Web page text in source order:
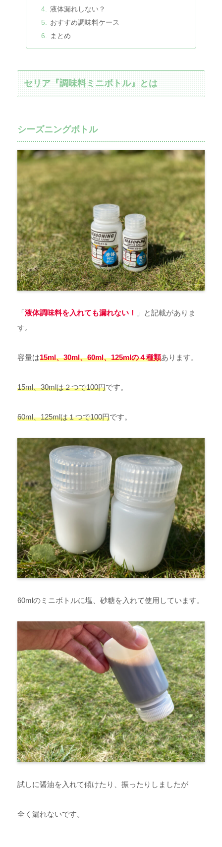
液体漏れしない？
おすすめ調味料ケース
まとめ
セリア『調味料ミニボトル』とは
シーズニングボトル
「液体調味料を入れても漏れない！
」と記載がありま
す。
容量は15ml、30ml、60ml、125mlの４種類あります。
15ml、30mlは２つで100円です。
60ml、125mlは１つで100円です。
60mlのミニボトルに塩、砂糖を入れて使用しています。
試しに醤油を入れて傾けたり、振ったりしましたが
全く漏れないです。